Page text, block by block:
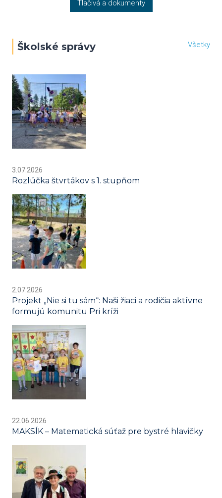
Tlačivá a dokumenty
Školské správy Všetky
3.07.2026
Rozlúčka štvrtákov s 1. stupňom
2.07.2026
Projekt „Nie si tu sám“: Naši žiaci a rodičia aktívne
formujú komunitu Pri kríži
22.06.2026
MAKSÍK – Matematická súťaž pre bystré hlavičky